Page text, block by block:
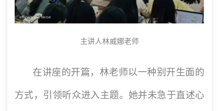
主讲人林威娜老师
在讲座的开篇，林老师以一种别开生面的
方式，引领听众进入主题。她并未急于直述心